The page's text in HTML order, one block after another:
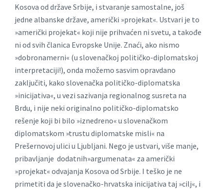
Kosova od države Srbije, i stvaranje samostalne, još
jedne albanske države, američki »projekat«. Ustvari je to
»američki projekat« koji nije prihvaćen ni svetu, a takođe
ni od svih članica Evropske Unije. Znaći, ako nismo
»dobronamerni« (u slovenačkoj političko-diplomatskoj
interpretaciji!), onda možemo sasvim opravdano
zaključiti, kako slovenačka političko-diplomatska
»inicijativa«, u vezi sazivanja regionalnog susreta na
Brdu, i nije neki originalno političko-diplomatsko
rešenje koji bi bilo »iznedreno« u slovenačkom
diplomatskom »trustu diplomatske misli« na
Prešernovoj ulici u Ljubljani. Nego je ustvari, više manje,
pribavljanje dodatnih»argumenata« za američki
»projekat« odvajanja Kosova od Srbije. I teško je ne
primetiti da je slovenačko-hrvatska inicijativa taj »cilj«, i